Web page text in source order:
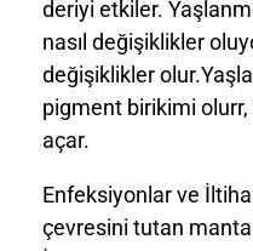
deriyi etkiler.
nasıl değişiklikler
değişiklikler
pigment birikimi
açar.
Enfeksiyonlar ve
çevresini tutan